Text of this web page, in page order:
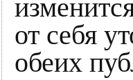
от себя
обеих